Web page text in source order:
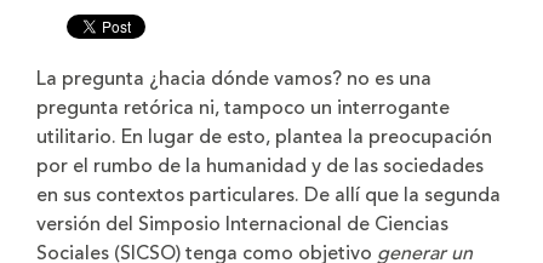
letra
letra
La pregunta ¿hacia dónde vamos? no es una
pregunta retórica ni, tampoco un interrogante
utilitario. En lugar de esto, plantea la preocupación
por el rumbo de la humanidad y de las sociedades
en sus contextos particulares. De allí que la segunda
versión del Simposio Internacional de Ciencias
Sociales (SICSO) tenga como objetivo generar un